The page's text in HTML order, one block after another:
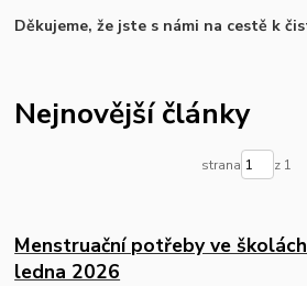
Děkujeme, že jste s námi na cestě k
Nejnovější články
strana z 1
Menstruační potřeby ve
ledna 2026